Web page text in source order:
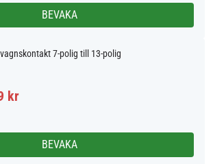
BEVAKA
7-polig till 13-polig
kr
BEVAKA